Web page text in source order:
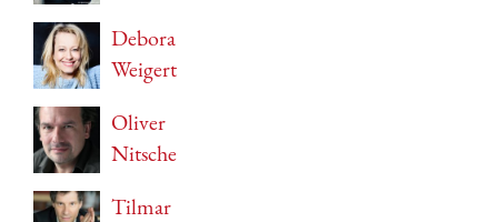
Debora
Weigert
Oliver
Nitsche
Tilmar